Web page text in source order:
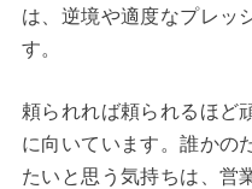
は、逆境や適度なプレッ
す。
頼られれば頼られるほど
に向いています。誰かの
たいと思う気持ちは、営